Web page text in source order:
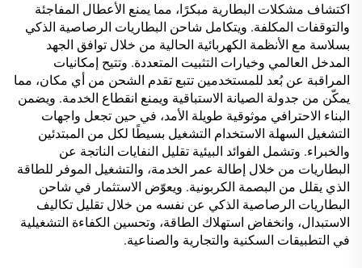
اكتشاف مشكلات البطارية مبكرًا، مما يمنع الأعطال المفاجئة
والتوقفات المكلفة. ويتكامل شاحن البطاريات الرصاصية الذكي
بسلاسة مع الأنظمة الكهربائية الحالية من خلال توافق الجهد
المدخل العالمي وخيارات التثبيت المتعددة. وتتيح إمكانيات
المراقبة عن بُعد للمستخدمين تتبع تقدم الشحن من أي مكان، مما
يمكّن من جدولة الصيانة الاستباقية ويمنع انقطاع الخدمة. ويضمن
البناء الاحترافي موثوقية طويلة الأمد، في حين تجعل واجهات
التشغيل السهلة الاستخدام التشغيل بسيطًا لكل من المبتدئين
والخبراء. وتشمل الفوائد البيئية تقليل النفايات الناتجة عن
البطاريات من خلال إطالة عمر الخدمة، والتشغيل الموفر للطاقة
الذي يقلل من البصمة الكربونية. ويعوّض الاستثمار في شاحن
البطاريات الرصاصية الذكي عن نفسه من خلال تقليل تكاليف
الاستبدال، وانخفاض استهلاك الطاقة، وتحسين الكفاءة التشغيلية
في التطبيقات السكنية والتجارية والصناعية.